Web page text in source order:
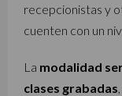
recepcionistas y
cuenten con un
La modalidad
clases grabadas